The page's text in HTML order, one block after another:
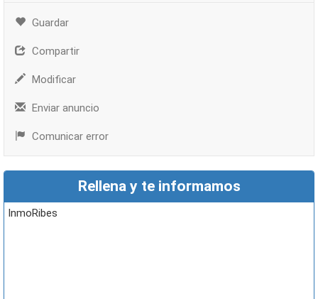
Guardar
Compartir
Modificar
Enviar anuncio
Comunicar error
Rellena y te informamos
InmoRibes